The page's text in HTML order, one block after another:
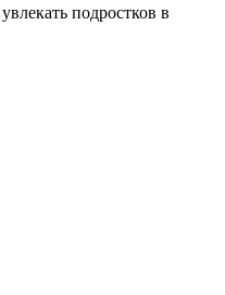
подростков в